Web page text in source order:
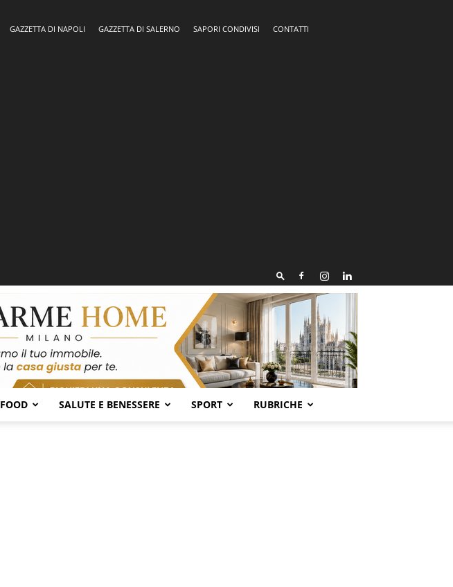
GAZZETTA DI NAPOLI GAZZETTA DI SALERNO SAPORI CONDIVISI
CONTATTI
FOOD SALUTE E BENESSERE SPORT RUBRICHE